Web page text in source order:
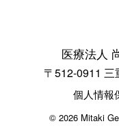
医療法人
〒512-0911
個人情報
© 2026 Mitaki